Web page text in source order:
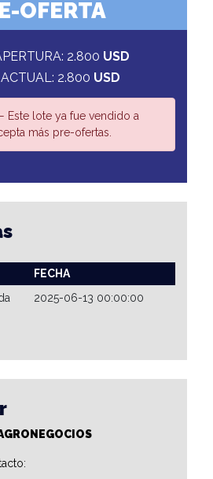
OFERTA
2.800 USD
2.800 USD
Este lote ya fue vendido a
más pre-ofertas.
FECHA
2025-06-13 00:00:00